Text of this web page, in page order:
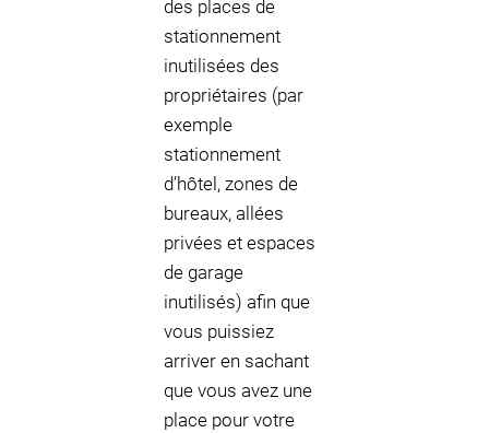
des places de
stationnement
inutilisées des
propriétaires (par
exemple
stationnement
d’hôtel, zones de
bureaux, allées
privées et espaces
de garage
inutilisés) afin que
vous puissiez
arriver en sachant
que vous avez une
place pour votre